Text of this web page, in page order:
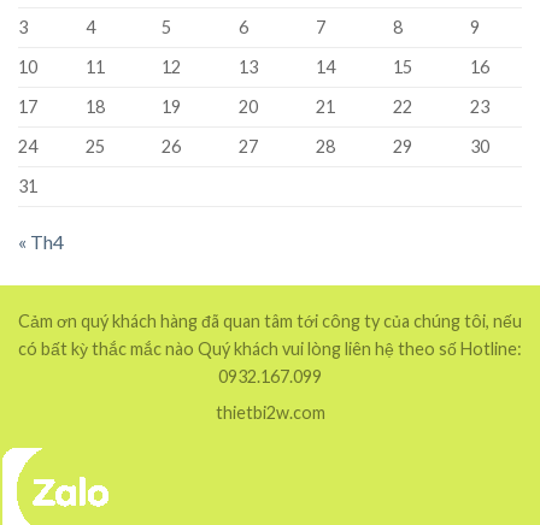
3
4 5 6 7 8
9
10
11 12 13 14 15
16
17
18 19 20 21 22
23
24
25 26 27 28 29
30
31
« Th4
Cảm ơn quý khách hàng đã quan tâm tới công ty của chúng tôi, nếu
có bất kỳ thắc mắc nào Quý khách vui lòng liên hệ theo số Hotline:
0932.167.099
thietbi2w.com